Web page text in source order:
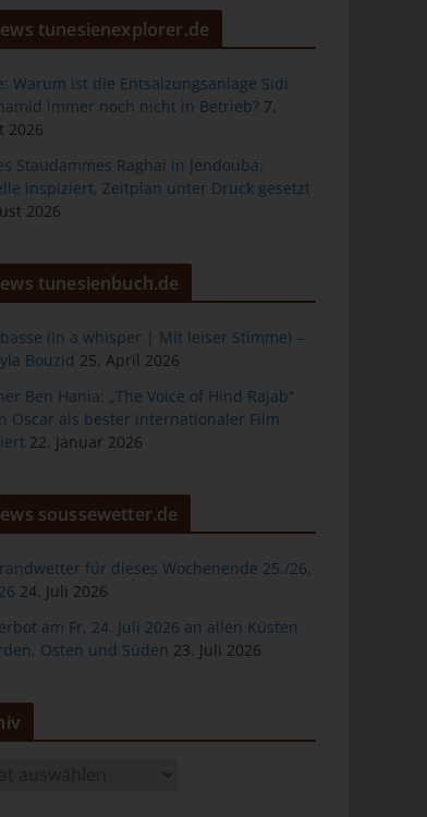
tunesienexplorer.de
Warum ist die Entsalzungsanlage Sidi
immer noch nicht in Betrieb? 7.
2026
Staudammes Raghai in Jendouba:
inspiziert, Zeitplan unter Druck gesetzt
2026
tunesienbuch.de
(In a whisper | Mit leiser Stimme) –
Bouzid 25. April 2026
Ben Hania: „The Voice of Hind Rajab“
Oscar als bester internationaler Film
22. Januar 2026
soussewetter.de
für dieses Wochenende 25./26.
24. Juli 2026
am Fr, 24. Juli 2026 an allen Küsten
Osten und Süden 23. Juli 2026